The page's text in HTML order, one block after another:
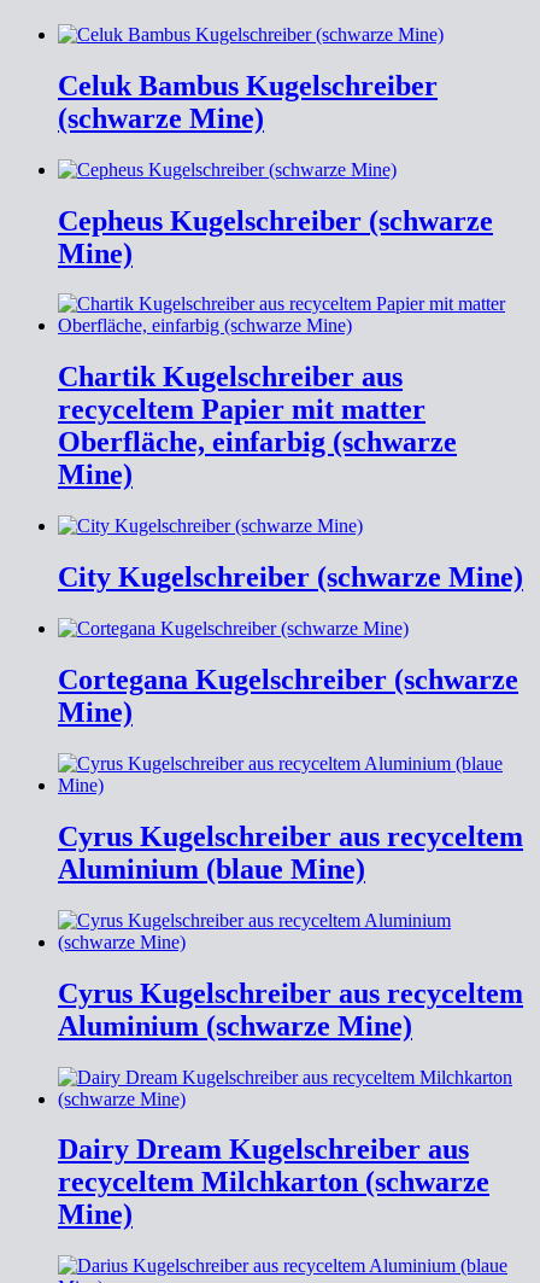
Celuk Bambus Kugelschreiber
(schwarze Mine)
Cepheus Kugelschreiber (schwarze
Mine)
Chartik Kugelschreiber aus
recyceltem Papier mit matter
Oberfläche, einfarbig (schwarze
Mine)
City Kugelschreiber (schwarze Mine)
Cortegana Kugelschreiber (schwarze
Mine)
Cyrus Kugelschreiber aus recyceltem
Aluminium (blaue Mine)
Cyrus Kugelschreiber aus recyceltem
Aluminium (schwarze Mine)
Dairy Dream Kugelschreiber aus
recyceltem Milchkarton (schwarze
Mine)